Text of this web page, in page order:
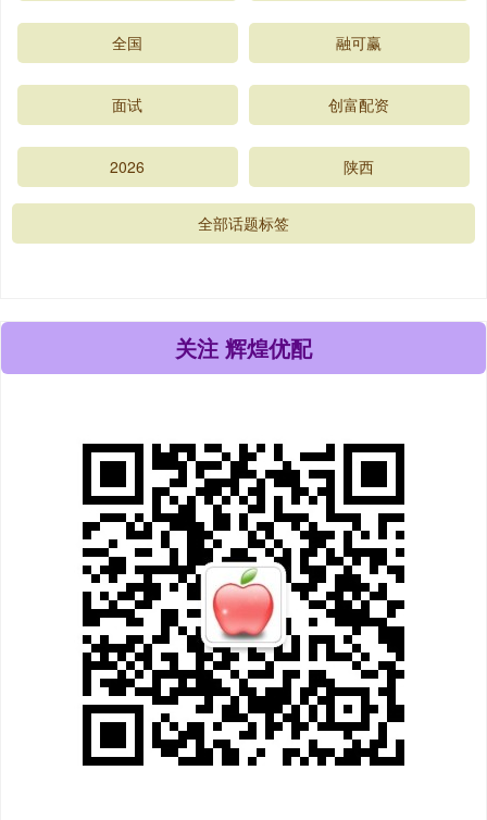
全国 融可赢
面试 创富配资
2026 陕西
全部话题标签
关注 辉煌优配